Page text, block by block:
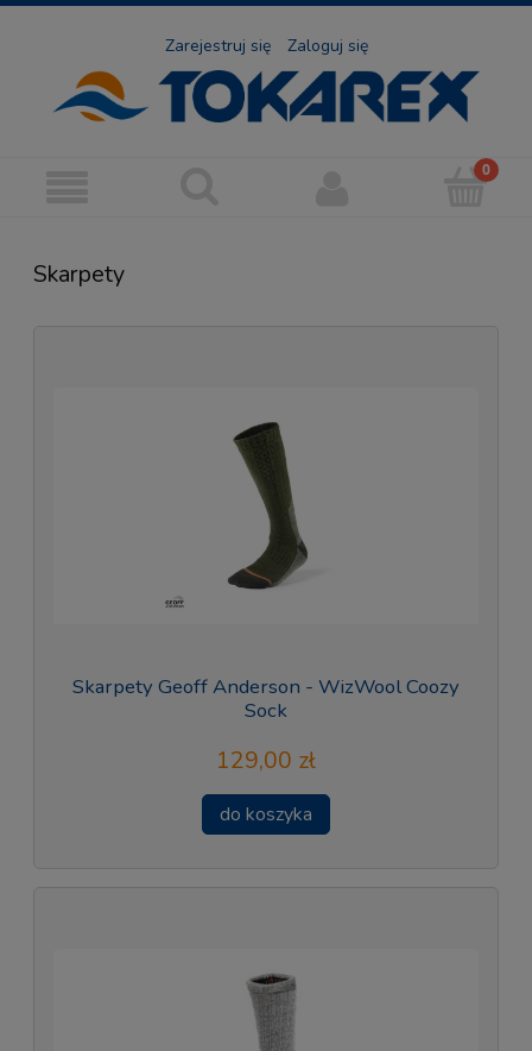
Zarejestruj się Zaloguj się
Skarpety
Skarpety Geoff Anderson - WizWool Coozy
Sock
129,00 zł
do koszyka